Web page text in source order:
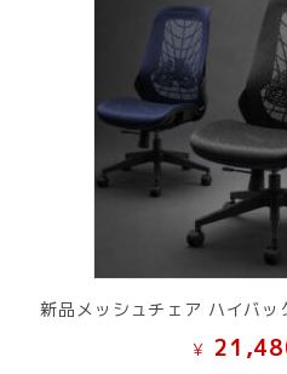
新品メッシュチェア ハイバ
¥